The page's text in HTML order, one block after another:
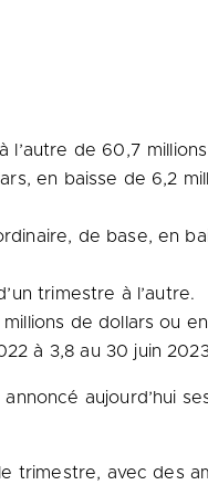
l’autre de 60,7
en baisse de 6,2
de base, en
trimestre à l’autre.
de dollars ou
à 3,8 au 30 juin
aujourd’hui
trimestre, avec des